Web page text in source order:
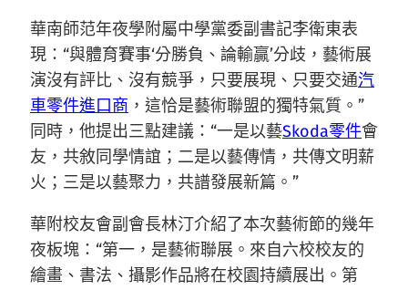
華南師范年夜學附屬中學黨委副書記李衛東表
現：“與體育賽事‘分勝負、論輸贏’分歧，藝術展
演沒有評比、沒有競爭，只要展現、只要交通汽
車零件進口商 ，這恰是藝術聯盟的獨特氣質。”
同時，他提出三點建議：“一是以藝Skoda零件會
友，共敘同學情誼；二是以藝傳情，共傳文明薪
火；三是以藝聚力，共譜發展新篇。”
華附校友會副會長林汀介紹了本次藝術節的幾年
夜板塊：“第一，是藝術聯展。來自六校校友的
繪畫、書法、攝影作品將在校園持續展出。第